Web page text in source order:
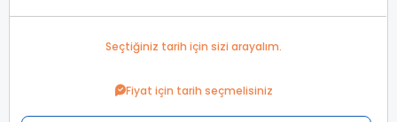
Seçtiğiniz tarih için sizi arayalım.
Fiyat için tarih seçmelisiniz